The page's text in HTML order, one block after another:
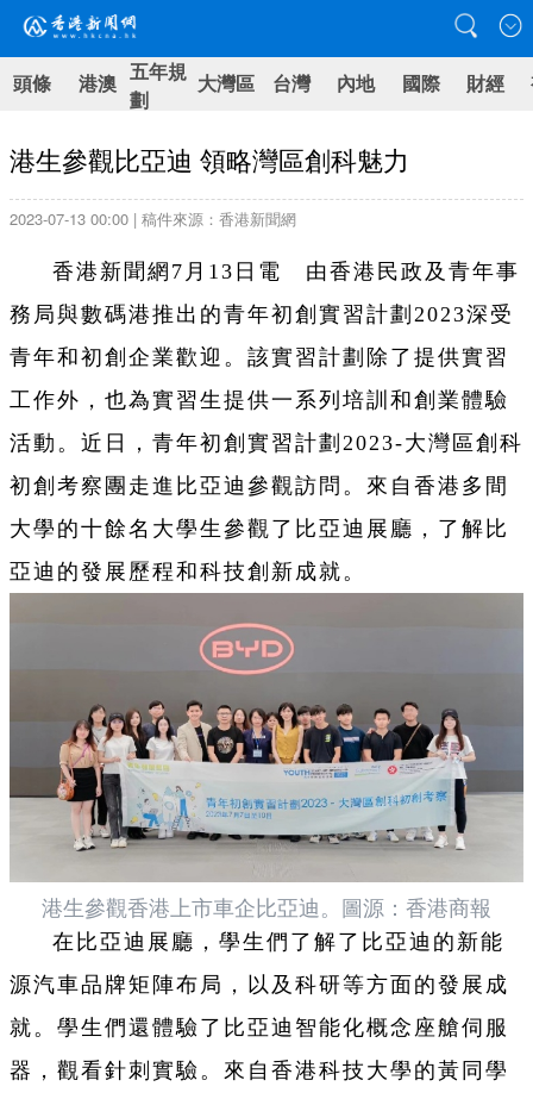
頭條 港澳 五年規
劃
大灣區 台灣 內地 國際 財經
港生參觀比亞迪 領略灣區創科魅力
2023-07-13 00:00 | 稿件來源：香港新聞網
香港新聞網7月13日電 由香港民政及青年事
務局與數碼港推出的青年初創實習計劃2023深受
青年和初創企業歡迎。該實習計劃除了提供實習
工作外，也為實習生提供一系列培訓和創業體驗
活動。近日，青年初創實習計劃2023-大灣區創科
初創考察團走進比亞迪參觀訪問。來自香港多間
大學的十餘名大學生參觀了比亞迪展廳，了解比
亞迪的發展歷程和科技創新成就。
港生參觀香港上市車企比亞迪。圖源：香港商報
在比亞迪展廳，學生們了解了比亞迪的新能
源汽車品牌矩陣布局，以及科研等方面的發展成
就。學生們還體驗了比亞迪智能化概念座艙伺服
器，觀看針刺實驗。來自香港科技大學的黃同學